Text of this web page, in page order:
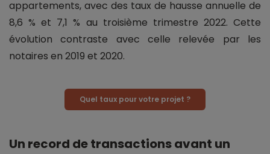
appartements, avec des taux de hausse annuelle de
8,6 % et 7,1 % au troisième trimestre 2022. Cette
évolution contraste avec celle relevée par les
notaires en 2019 et 2020.
Quel taux pour votre projet ?
Un record de transactions avant un